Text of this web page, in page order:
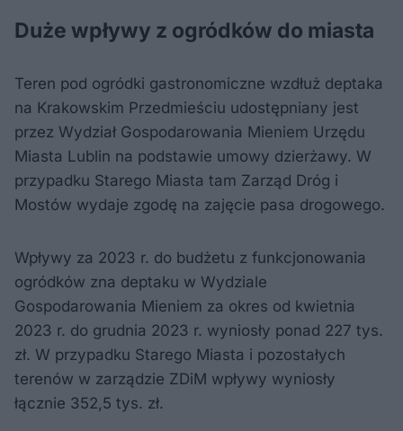
Duże wpływy z ogródków do miasta
Teren pod ogródki gastronomiczne wzdłuż deptaka
na Krakowskim Przedmieściu udostępniany jest
przez Wydział Gospodarowania Mieniem Urzędu
Miasta Lublin na podstawie umowy dzierżawy. W
przypadku Starego Miasta tam Zarząd Dróg i
Mostów wydaje zgodę na zajęcie pasa drogowego.
Wpływy za 2023 r. do budżetu z funkcjonowania
ogródków zna deptaku w Wydziale
Gospodarowania Mieniem za okres od kwietnia
2023 r. do grudnia 2023 r. wyniosły ponad 227 tys.
zł. W przypadku Starego Miasta i pozostałych
terenów w zarządzie ZDiM wpływy wyniosły
łącznie 352,5 tys. zł.